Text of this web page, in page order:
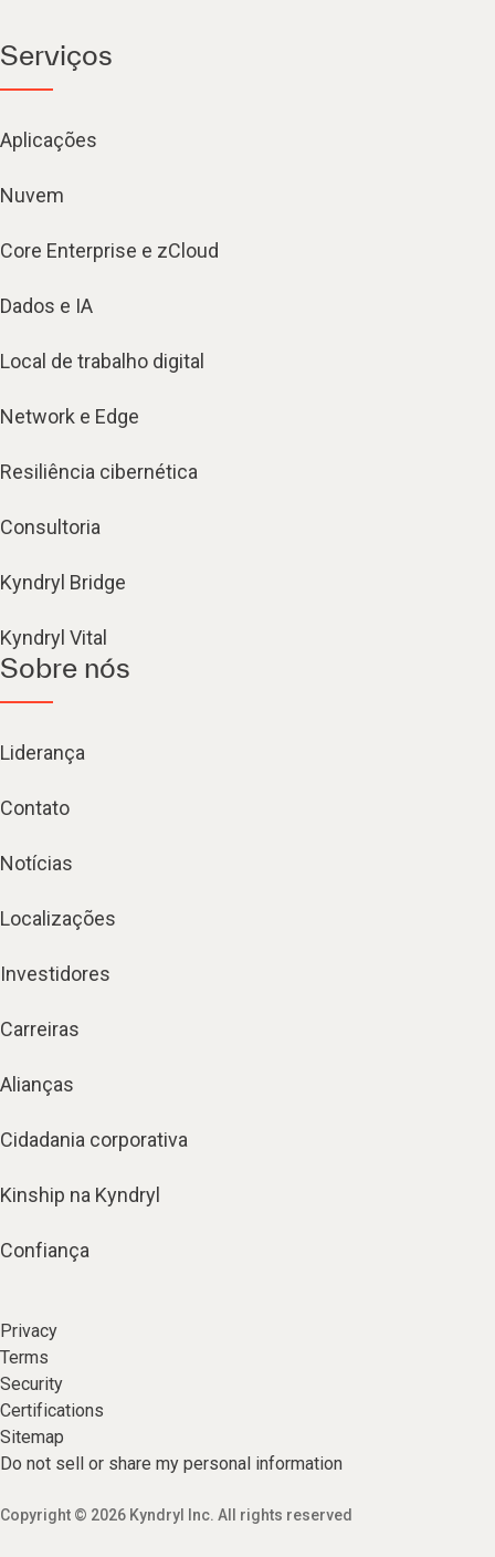
Serviços
Aplicações
Nuvem
Core Enterprise e zCloud
Dados e IA
Local de trabalho digital
Network e Edge
Resiliência cibernética
Consultoria
Kyndryl Bridge
Kyndryl Vital
Sobre nós
Liderança
Contato
Notícias
Localizações
Investidores
Carreiras
Alianças
Cidadania corporativa
Kinship na Kyndryl
Confiança
Privacy
Terms
Security
Certifications
Sitemap
Do not sell or share my personal information
Copyright © 2026 Kyndryl Inc. All rights reserved